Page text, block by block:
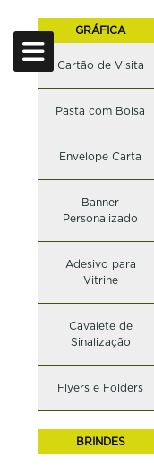
GRÁFICA
Cartão de Visita
Pasta com Bolsa
Envelope Carta
Banner
Personalizado
Adesivo para
Vitrine
Cavalete de
Sinalização
Flyers e Folders
BRINDES